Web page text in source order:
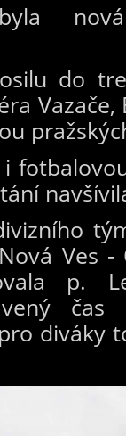
nová
do
Ves
p.
diváky